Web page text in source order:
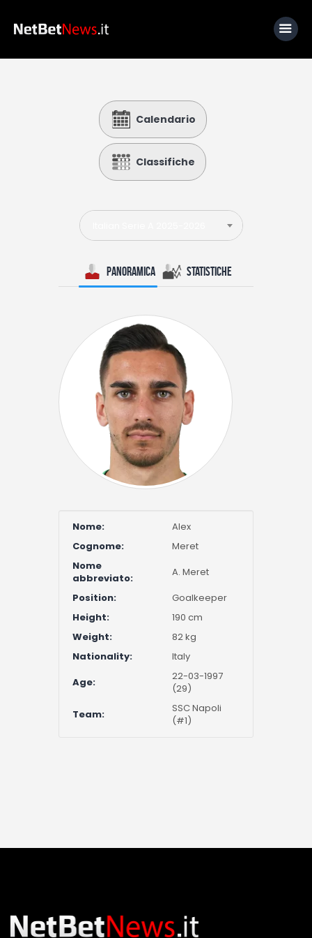
Calcio
Basket
Tennis
Lo Sapevi Che
I consigli di Giulia
Calendario
Classifiche
Panoramica Statistiche
Nome:
Alex
Cognome:
Meret
Nome
abbreviato:
A. Meret
Position:
Goalkeeper
Height:
190 cm
Weight:
82 kg
Nationality:
Italy
Age:
22-03-1997
(29)
Team:
SSC Napoli
(#1)